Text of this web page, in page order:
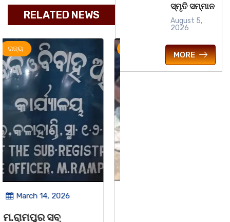
RELATED NEWS
ଅପରାଧ ରାଜ୍ୟ
March 14, 2026
ଚିତାବାଘ ର ନଖ ଜବତ
ସ୍ମୃତି ସମ୍ମାନ
August 5,
2026
MORE